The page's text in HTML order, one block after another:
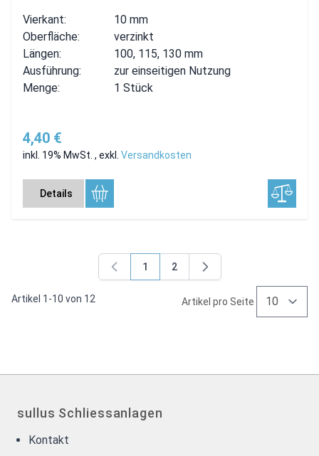
Vierkant:
10 mm
Oberfläche:
verzinkt
Längen:
100, 115, 130 mm
Ausführung:
zur einseitigen Nutzung
Menge:
1 Stück
4,40 €
inkl. 19% MwSt. , exkl. Versandkosten
Details
Artikel 1 -10 von 12
Sie lesen gerade Seite
1
Seite
2
Artikel pro Seite
sullus Schliessanlagen
Kontakt